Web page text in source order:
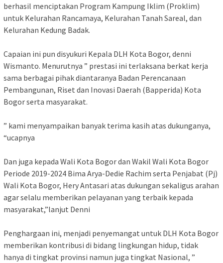
berhasil menciptakan Program Kampung Iklim (Proklim)
untuk Kelurahan Rancamaya, Kelurahan Tanah Sareal, dan
Kelurahan Kedung Badak.
Capaian ini pun disyukuri Kepala DLH Kota Bogor, denni
Wismanto. Menurutnya ” prestasi ini terlaksana berkat kerja
sama berbagai pihak diantaranya Badan Perencanaan
Pembangunan, Riset dan Inovasi Daerah (Bapperida) Kota
Bogor serta masyarakat.
” kami menyampaikan banyak terima kasih atas dukunganya,
“ucapnya
Dan juga kepada Wali Kota Bogor dan Wakil Wali Kota Bogor
Periode 2019-2024 Bima Arya-Dedie Rachim serta Penjabat (Pj)
Wali Kota Bogor, Hery Antasari atas dukungan sekaligus arahan
agar selalu memberikan pelayanan yang terbaik kepada
masyarakat,”lanjut Denni
Penghargaan ini, menjadi penyemangat untuk DLH Kota Bogor
memberikan kontribusi di bidang lingkungan hidup, tidak
hanya di tingkat provinsi namun juga tingkat Nasional, ”